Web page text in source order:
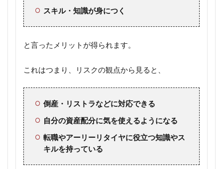
スキル・知識が身につく
と言ったメリットが得られます。
これはつまり、リスクの観点から見ると、
倒産・リストラなどに対応できる
自分の資産配分に気を使えるようになる
転職やアーリーリタイヤに役立つ知識やス
キルを持っている